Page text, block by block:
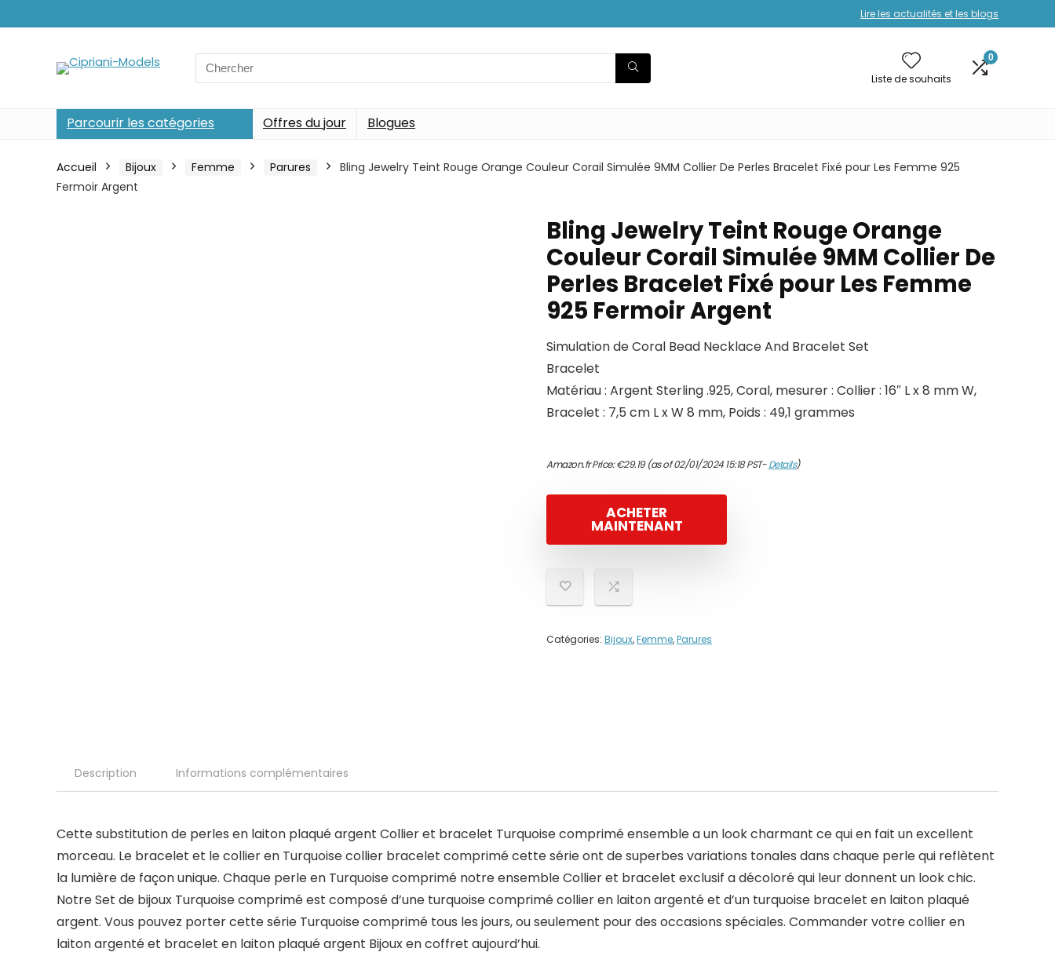
Lire les actualités et les blogs
Search
for:
Liste de souhaits
0
Parcourir les catégories Offres du jour Blogues
Accueil Bijoux Femme Parures
Bling Jewelry Teint Rouge Orange Couleur Corail Simulée 9MM Collier De Perles Bracelet Fixé pour Les Femme 925
Fermoir Argent
Bling Jewelry Teint Rouge Orange
Couleur Corail Simulée 9MM Collier De
Perles Bracelet Fixé pour Les Femme
925 Fermoir Argent
Simulation de Coral Bead Necklace And Bracelet Set
Bracelet
Matériau : Argent Sterling .925, Coral, mesurer : Collier : 16″ L x 8 mm W,
Bracelet : 7,5 cm L x W 8 mm, Poids : 49,1 grammes
Amazon.fr Price:€29.19(as of 02/01/2024 15:18 PST-Details)
ACHETER
MAINTENANT
Catégories: Bijoux,Femme,Parures
Description Informations complémentaires
Cette substitution de perles en laiton plaqué argent Collier et bracelet Turquoise comprimé ensemble a un look charmant ce qui en fait un excellent
morceau. Le bracelet et le collier en Turquoise collier bracelet comprimé cette série ont de superbes variations tonales dans chaque perle qui reflètent
la lumière de façon unique. Chaque perle en Turquoise comprimé notre ensemble Collier et bracelet exclusif a décoloré qui leur donnent un look chic.
Notre Set de bijoux Turquoise comprimé est composé d’une turquoise comprimé collier en laiton argenté et d’un turquoise bracelet en laiton plaqué
argent. Vous pouvez porter cette série Turquoise comprimé tous les jours, ou seulement pour des occasions spéciales. Commander votre collier en
laiton argenté et bracelet en laiton plaqué argent Bijoux en coffret aujourd’hui.